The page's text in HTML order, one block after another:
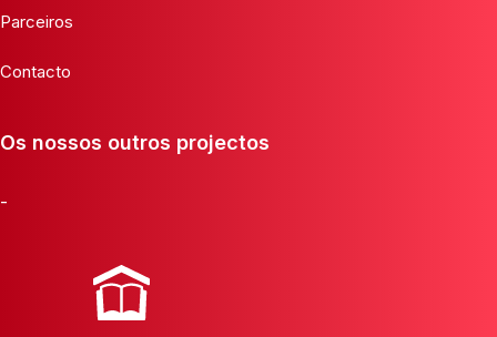
Parceiros
Contacto
Os nossos outros projectos
-